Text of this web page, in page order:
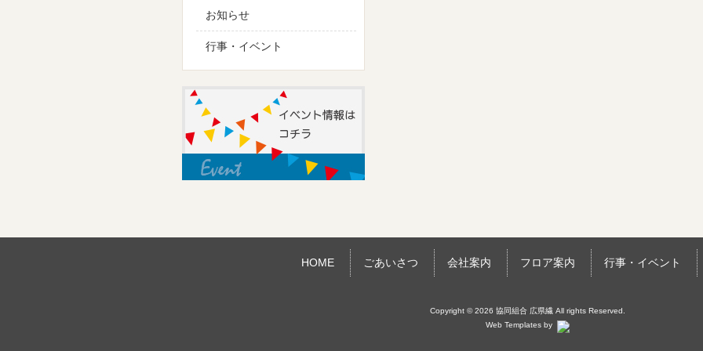
お知らせ
行事・イベント
HOME ごあいさつ 会社案内 フロア案内 行事・イベント
Copyright © 2026 協同組合 広県繊 All rights Reserved.
Web Templates by